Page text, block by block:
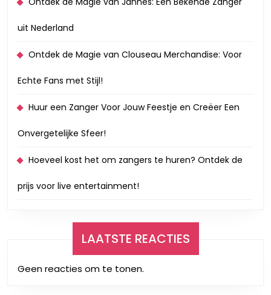
uit Nederland
Ontdek de Magie van Clouseau Merchandise: Voor
Echte Fans met Stijl!
Huur een Zanger Voor Jouw Feestje en Creëer Een
Onvergetelijke Sfeer!
Hoeveel kost het om zangers te huren? Ontdek de
prijs voor live entertainment!
LAATSTE REACTIES
Geen reacties om te tonen.